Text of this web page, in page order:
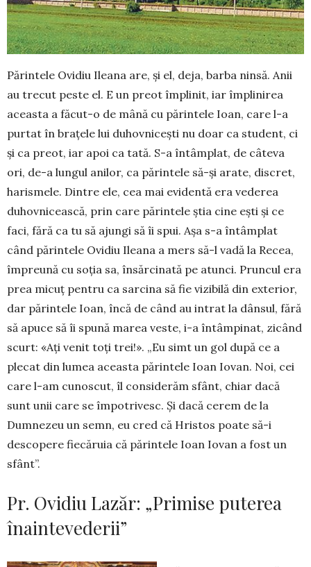
Părintele Ovidiu Ileana are, și el, deja, barba ninsă. Anii
au trecut peste el. E un preot împlinit, iar împlinirea
aceasta a făcut-o de mână cu părintele Ioan, care l-a
purtat în brațele lui duhovnicești nu doar ca student, ci
și ca preot, iar apoi ca tată. S-a întâmplat, de câteva
ori, de-a lungul anilor, ca părintele să-și arate, discret,
harismele. Dintre ele, cea mai evidentă era vederea
duhovnicească, prin care părintele știa cine ești și ce
faci, fără ca tu să ajungi să îi spui. Așa s-a întâmplat
când părintele Ovidiu Ileana a mers să-l vadă la Recea,
împreună cu soția sa, însărci­nată pe atunci. Prun­cul era
prea micuț pentru ca sarcina să fie vizibilă din exte­rior,
dar părin­tele Ioan, încă de când au intrat la dânsul, fără
să apuce să îi spu­nă marea veste, i-a în­tâm­pinat, zicând
scurt: «Ați venit toți trei!». „Eu simt un gol după ce a
plecat din lumea aceasta părintele Ioan Iovan. Noi, cei
care l-am cunoscut, îl con­siderăm sfânt, chiar dacă
sunt unii care se împotrivesc. Și dacă cerem de la
Dumnezeu un semn, eu cred că Hristos poate să-i
descopere fiecăruia că părintele Ioan Iovan a fost un
sfânt”.
Pr. Ovidiu Lazăr: „Primise puterea
înaintevederii”